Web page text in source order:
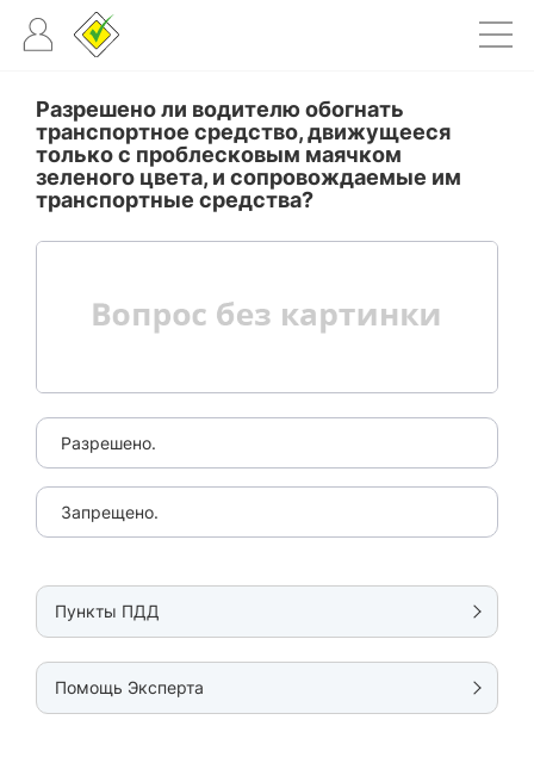
Разрешено ли водителю обогнать
транспортное средство, движущееся
только с проблесковым маячком
зеленого цвета, и сопровождаемые им
транспортные средства?
Разрешено.
Запрещено.
Пункты ПДД
Помощь Эксперта